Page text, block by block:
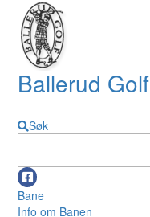
Ballerud Golf
Søk
Bane
Info om Banen